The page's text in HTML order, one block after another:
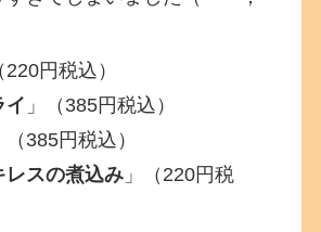
円税込）
イ 」（385円税込）
（385円税込）
レスの煮込み 」（220円税